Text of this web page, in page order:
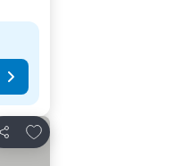
Partilhar
Adicionar aos favoritos